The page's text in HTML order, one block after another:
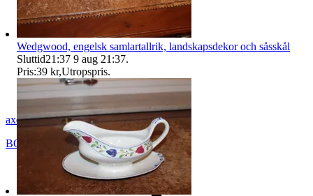
axel_42
BORÅS
Sverige
Wedgwood, engelsk samlartallrik, landskapsdekor och såsskål
Sluttid21:37 9 aug 21:37.
Pris:39 kr,Utropspris.